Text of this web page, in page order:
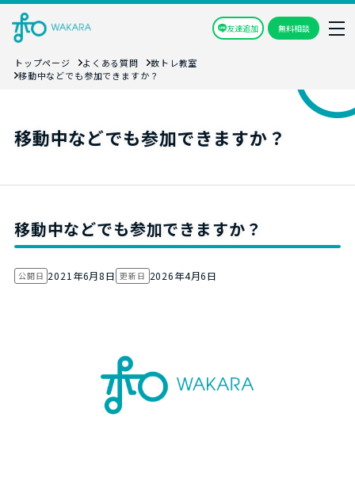
友達追加 無料相談
トップページ よくある質問
数トレ教室
移動中などでも参加できますか？
移動中などでも参加できますか？
移動中などでも参加できますか？
公開日 2021年6月8日 更新日 2026年4月6日